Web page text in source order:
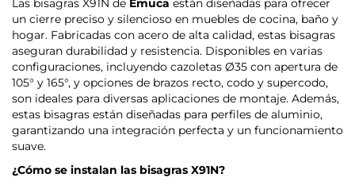
Las bisagras X91N de Emuca están diseñadas para ofrecer
un cierre preciso y silencioso en muebles de cocina, baño y
hogar. Fabricadas con acero de alta calidad, estas bisagras
aseguran durabilidad y resistencia. Disponibles en varias
configuraciones, incluyendo cazoletas Ø35 con apertura de
105° y 165°, y opciones de brazos recto, codo y supercodo,
son ideales para diversas aplicaciones de montaje. Además,
estas bisagras están diseñadas para perfiles de aluminio,
garantizando una integración perfecta y un funcionamiento
suave.
¿Cómo se instalan las bisagras X91N?